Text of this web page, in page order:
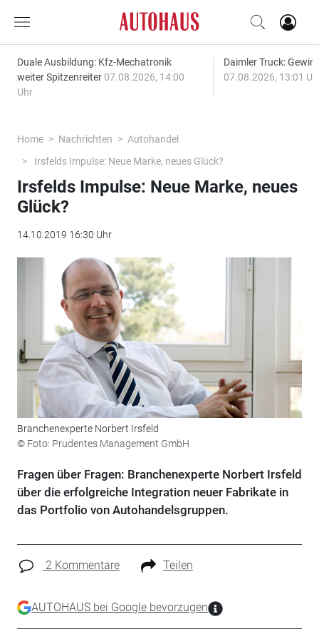
Duale Ausbildung: Kfz-Mechatronik
weiter Spitzenreiter 07.08.2026, 14:00
Uhr
Daimler Truck:
07.08.2026, 13:01
Home Nachrichten
Autohandel
Irsfelds Impulse: Neue Marke, neues Glück?
Irsfelds Impulse: Neue Marke, neues
Glück?
14.10.2019 16:30 Uhr
Branchenexperte Norbert Irsfeld
© Foto: Prudentes Management GmbH
Fragen über Fragen: Branchenexperte Norbert Irsfeld
über die erfolgreiche Integration neuer Fabrikate in
das Portfolio von Autohandelsgruppen.
2 Kommentare Teilen
AUTOHAUS bei Google bevorzugen